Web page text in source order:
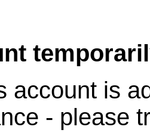
account is
- please